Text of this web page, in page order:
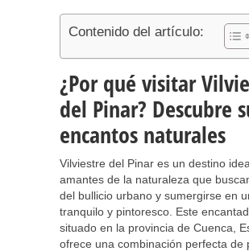
Contenido del artículo:
¿Por qué visitar
del Pinar? Descubre
encantos naturales
Vilviestre del Pinar es un destino
amantes de la naturaleza que
del bullicio urbano y sumergirse en
tranquilo y pintoresco. Este
situado en la provincia de Cuenca,
ofrece una combinación perfecta de